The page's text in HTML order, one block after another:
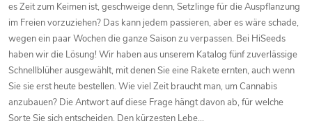
es Zeit zum Keimen ist, geschweige denn, Setzlinge für die Auspflanzung
im Freien vorzuziehen? Das kann jedem passieren, aber es wäre schade,
wegen ein paar Wochen die ganze Saison zu verpassen. Bei HiSeeds
haben wir die Lösung! Wir haben aus unserem Katalog fünf zuverlässige
Schnellblüher ausgewählt, mit denen Sie eine Rakete ernten, auch wenn
Sie sie erst heute bestellen. Wie viel Zeit braucht man, um Cannabis
anzubauen? Die Antwort auf diese Frage hängt davon ab, für welche
Sorte Sie sich entscheiden. Den kürzesten Lebe...